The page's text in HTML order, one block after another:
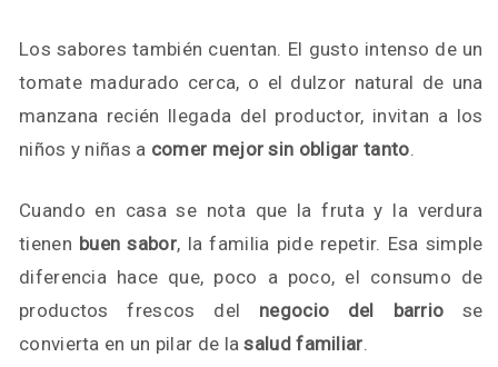
Los sabores también cuentan. El gusto intenso de un
tomate madurado cerca, o el dulzor natural de una
manzana recién llegada del productor, invitan a los
niños y niñas a comer mejor sin obligar tanto.
Cuando en casa se nota que la fruta y la verdura
tienen buen sabor, la familia pide repetir. Esa simple
diferencia hace que, poco a poco, el consumo de
productos frescos del negocio del barrio se
convierta en un pilar de lasalud familiar.